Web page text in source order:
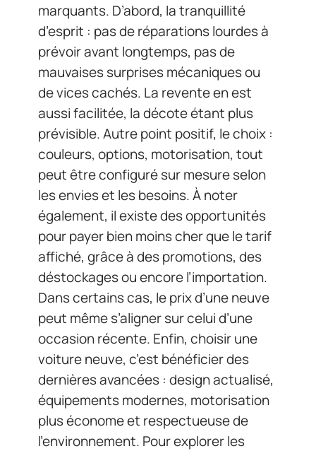
marquants. D’abord, la tranquillité
d’esprit : pas de réparations lourdes à
prévoir avant longtemps, pas de
mauvaises surprises mécaniques ou
de vices cachés. La revente en est
aussi facilitée, la décote étant plus
prévisible. Autre point positif, le choix :
couleurs, options, motorisation, tout
peut être configuré sur mesure selon
les envies et les besoins. À noter
également, il existe des opportunités
pour payer bien moins cher que le tarif
affiché, grâce à des promotions, des
déstockages ou encore l’importation.
Dans certains cas, le prix d’une neuve
peut même s’aligner sur celui d’une
occasion récente. Enfin, choisir une
voiture neuve, c’est bénéficier des
dernières avancées : design actualisé,
équipements modernes, motorisation
plus économe et respectueuse de
l’environnement. Pour explorer les